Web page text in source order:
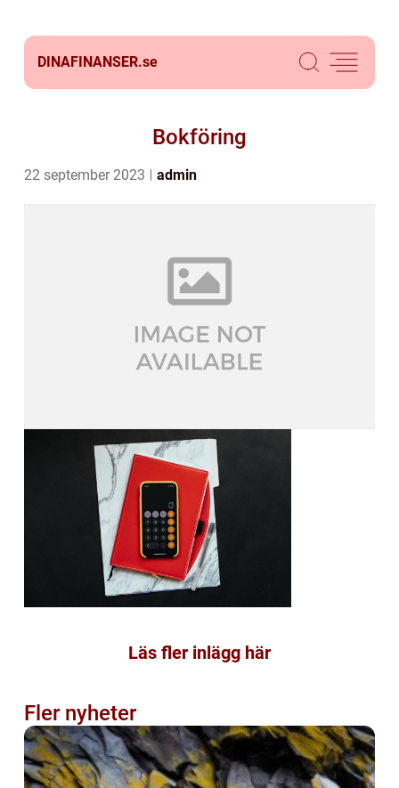
DINAFINANSER.se
Bokföring
22 september 2023 admin
Läs fler inlägg här
Fler nyheter